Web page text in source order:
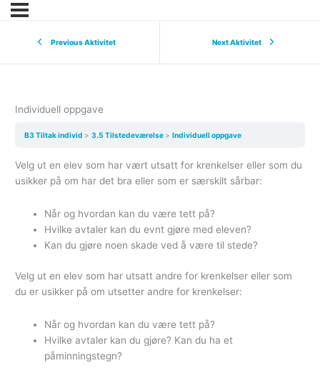
Previous Aktivitet Next Aktivitet
Individuell oppgave
B3 Tiltak individ 3.5 Tilstedeværelse Individuell oppgave
Velg ut en elev som har vært utsatt for krenkelser eller som du
usikker på om har det bra eller som er særskilt sårbar:
Når og hvordan kan du være tett på?
Hvilke avtaler kan du evnt gjøre med eleven?
Kan du gjøre noen skade ved å være til stede?
Velg ut en elev som har utsatt andre for krenkelser eller som
du er usikker på om utsetter andre for krenkelser:
Når og hvordan kan du være tett på?
Hvilke avtaler kan du gjøre? Kan du ha et
påminningstegn?